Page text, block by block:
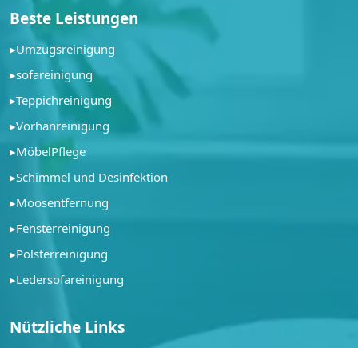
Beste Leistungen
▸Umzugsreinigung
▸sofareinigung
▸Teppichreinigung
▸Vorhanreinigung
▸MöbelPflege
▸Schimmel und Desinfektion
▸Moosentfernung
▸Fensterreinigung
▸Polsterreinigung
▸Ledersofareinigung
Nützliche Links